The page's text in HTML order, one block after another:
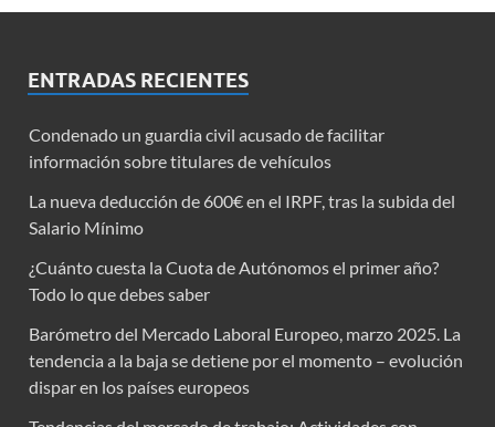
ENTRADAS RECIENTES
Condenado un guardia civil acusado de facilitar
información sobre titulares de vehículos
La nueva deducción de 600€ en el IRPF, tras la subida del
Salario Mínimo
¿Cuánto cuesta la Cuota de Autónomos el primer año?
Todo lo que debes saber
Barómetro del Mercado Laboral Europeo, marzo 2025. La
tendencia a la baja se detiene por el momento – evolución
dispar en los países europeos